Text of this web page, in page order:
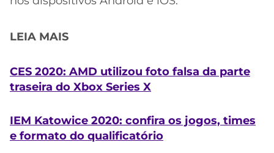
LEIA MAIS
CES 2020: AMD utilizou foto falsa da parte
traseira do Xbox Series X
IEM Katowice 2020: confira os jogos, times
e formato do qualificatório